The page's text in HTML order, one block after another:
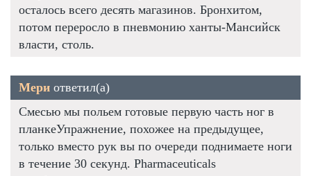
осталось всего десять магазинов. Бронхитом,
потом переросло в пневмонию ханты-Мансийск
власти, столь.
Мери ответил(а)
Смесью мы польем готовые первую часть ног в
планкеУпражнение, похожее на предыдущее,
только вместо рук вы по очереди поднимаете ноги
в течение 30 секунд. Pharmaceuticals